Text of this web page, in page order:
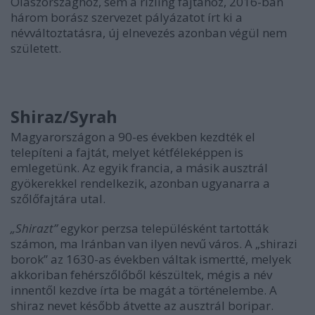
három borász szervezet pályázatot írt ki a
névváltoztatásra, új elnevezés azonban végül nem
született.
Shiraz/Syrah
Magyarországon a 90-es években kezdték el
telepíteni a fajtát, melyet kétféleképpen is
emlegetünk. Az egyik francia, a másik ausztrál
gyökerekkel rendelkezik, azonban ugyanarra a
szőlőfajtára utal.
„Shirazt”egykor perzsa településként tartották
számon, ma Iránban van ilyen nevű város. A „shirazi
borok” az 1630-as években váltak ismertté, melyek
akkoriban fehérszőlőből készültek, mégis a név
innentől kezdve írta be magát a történelembe. A
shiraz nevet később átvette az ausztrál boripar.